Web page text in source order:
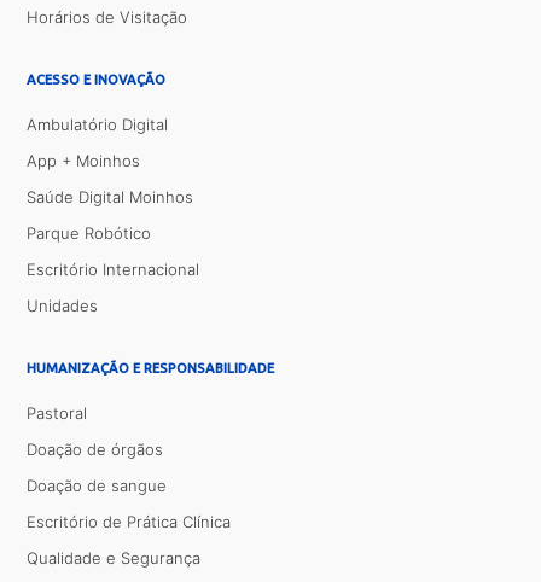
Horários de Visitação
ACESSO E INOVAÇÃO
Ambulatório Digital
App + Moinhos
Saúde Digital Moinhos
Parque Robótico
Escritório Internacional
Unidades
HUMANIZAÇÃO E RESPONSABILIDADE
Pastoral
Doação de órgãos
Doação de sangue
Escritório de Prática Clínica
Qualidade e Segurança